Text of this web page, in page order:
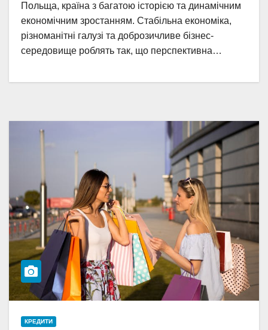
Польща, країна з багатою історією та динамічним
економічним зростанням. Стабільна економіка,
різноманітні галузі та доброзичливе бізнес-
середовище роблять так, що перспективна…
КРЕДИТИ